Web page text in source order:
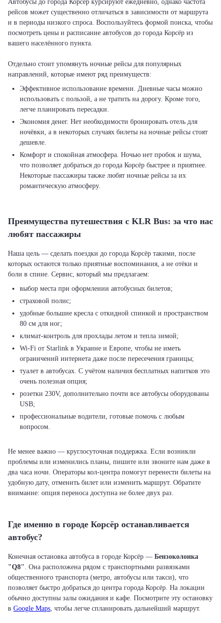
Автобусы до города Корсёр курсируют ежедневно, однако частота
рейсов может существенно отличаться в зависимости от маршрута
и в периоды низкого спроса. Воспользуйтесь формой поиска, чтобы
посмотреть цены и расписание автобусов до города Корсёр из
вашего населённого пункта.
Отдельно стоит упомянуть ночные рейсы для популярных
Эффективное использование времени. Дневные часы можно
использовать с пользой, а не тратить на дорогу. Кроме того,
легче планировать пересадки.
Экономия денег. Нет необходимости бронировать отель для
ночёвки, а в некоторых случаях билеты на ночные рейсы стоят
дешевле.
Комфорт и спокойная атмосфера. Ночью нет пробок и шума,
что позволяет добраться до города Корсёр быстрее и приятнее.
Некоторые пассажиры также любят ночные рейсы за их
романтическую атмосферу.
Преимущества путешествия с KLR Bus: за что нас
любят пассажиры
Наша цель — сделать поездки до города Корсёр такими, после
которых остаются только приятные воспоминания, а не отёки и
выбор места при оформлении автобусных билетов;
страховой полис;
удобные большие кресла с откидной спинкой и пространством
80 см для ног;
климат-контроль для прохлады летом и тепла зимой;
Wi-Fi от Starlink в Украине и Европе, чтобы не иметь
ограничений интернета даже после пересечения границы;
туалет в автобусах. С учётом наличия бесплатных напитков это
очень полезная опция;
розетки 230V, дополнительно почти все автобусы оборудованы
USB;
профессиональные водители, готовые помочь с любым
вопросом.
Не менее важно — круглосуточная поддержка. Если возникли
проблемы или изменились планы, пишите или звоните нам даже в
два часа ночи. Операторы кол-центра помогут перенести билеты на
удобную дату, отменить билет или изменить маршрут. Обратите
внимание: опция переноса доступна не более двух раз.
Где именно в городе Корсёр останавливается
автобус?
Конечная остановка автобуса в городе Корсёр — Бензоколонка
"Q8". Она расположена рядом с транспортными развязками
общественного транспорта (метро, автобусы или такси), что
позволяет быстро добраться до центра города Корсёр. На локации
обычно доступны залы ожидания и кафе. Посмотрите эту остановку
в Google Maps, чтобы легче спланировать дальнейший маршрут.